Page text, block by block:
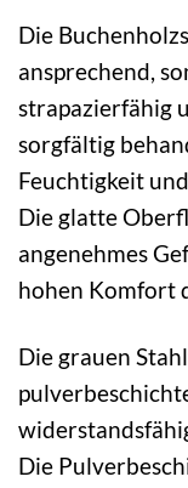
Die
ansprechend,
strapazierfähig
sorgfältig
Feuchtigkeit
Die glatte
angenehmes
hohen Komfort
Die grauen
Die